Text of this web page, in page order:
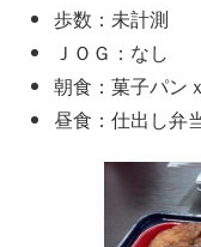
歩数：未計測
ＪＯＧ：なし
朝食：菓子パン
昼食：仕出し弁